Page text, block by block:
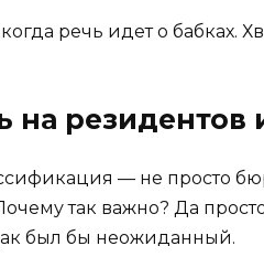
речь идет о бабках.
на резидентов
— не просто
так важно? Да
был бы неожиданный.